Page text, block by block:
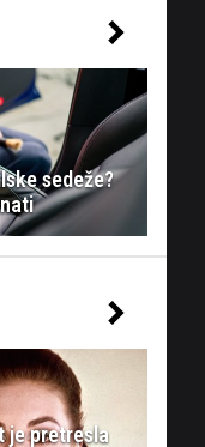
sedeže?
je pretresla